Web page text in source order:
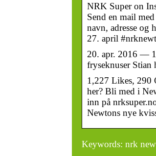
NRK Super on
Send en mail
navn, adresse og
27. april
20. apr. 2016 —
fryseknuser
1,227 Likes, 290
her? Bli med i
inn på
Newtons nye
Keywords: nrk